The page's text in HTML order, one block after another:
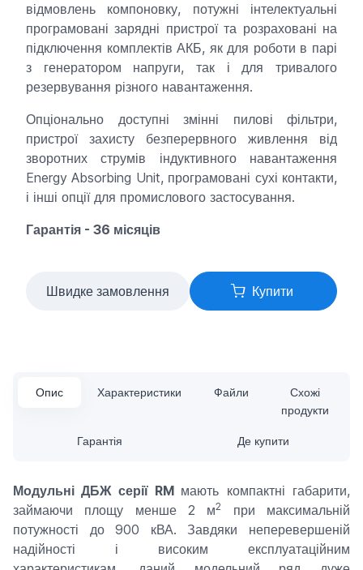
відмовлень компоновку, потужні інтелектуальні
програмовані зарядні пристрої та розраховані на
підключення комплектів АКБ, як для роботи в парі
з генератором напруги, так і для тривалого
резервування різного навантаження.
Опціонально доступні змінні пилові фільтри,
пристрої захисту безперервного живлення від
зворотних струмів індуктивного навантаження
Energy Absorbing Unit, програмовані сухі контакти,
і інші опції для промислового застосування.
Гарантія - 36 місяців
Швидке замовлення Купити
Опис Характеристики Файли
Схожі
продукти
Гарантія Де купити
Модульні ДБЖ серії RM мають компактні габарити,
займаючи площу менше 2 м2
при максимальній
потужності до 900 кВА. Завдяки неперевершеній
надійності і високим експлуатаційним